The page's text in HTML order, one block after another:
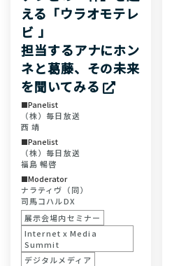
える「ウラオモテレ
ビ 」
担当するアナにホン
ネと葛藤、その未来
を聞いてみる
Panelist
（株）毎日放送
西 靖
Panelist
（株）毎日放送
福島 暢啓
Moderator
ナラティヴ（同）
司馬コハルDX
展示会場内セミナー
Internet x Media
Summit
デジタルメディア